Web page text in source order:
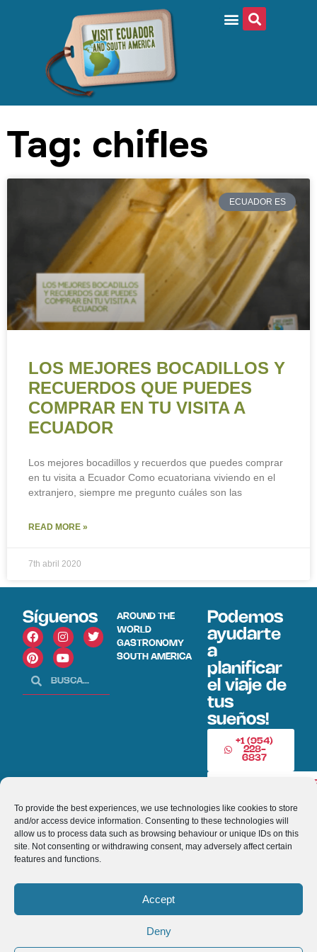
To provide the best experiences, we use technologies like cookies to store
and/or access device information. Consenting to these technologies will
allow us to process data such as browsing behaviour or unique IDs on this
site. Not consenting or withdrawing consent, may adversely affect certain
features and functions.
Accept
Deny
Tag: chifles
ECUADOR ES
LOS MEJORES BOCADILLOS Y
RECUERDOS QUE PUEDES
COMPRAR EN TU VISITA A
ECUADOR
Los mejores bocadillos y recuerdos que puedes comprar
en tu visita a Ecuador Como ecuatoriana viviendo en el
extranjero, siempre me pregunto cuáles son las
READ MORE »
7th abril 2020
Síguenos
AROUND THE
WORLD
GASTRONOMY
SOUTH AMERICA
Podemos
ayudarte
a
planificar
el viaje de
tus
sueños!
+1 (954)
228-
6837
© 2013-2026 VISITECUADORANDSOUTHAMERICA.COM
Optimized by Seraphinite Accelerator